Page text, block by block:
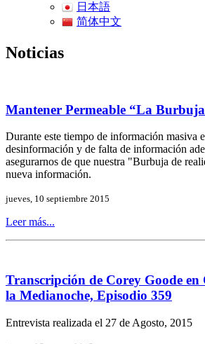
日本語
简体中文
Noticias
Mantener Permeable “La
Durante este tiempo de información masiva
desinformación y de falta de información
asegurarnos de que nuestra "Burbuja de
nueva información.
jueves, 10 septiembre 2015
Leer más...
Transcripción de Corey Goode en
la Medianoche, Episodio 359
Entrevista realizada el 27 de Agosto, 2015